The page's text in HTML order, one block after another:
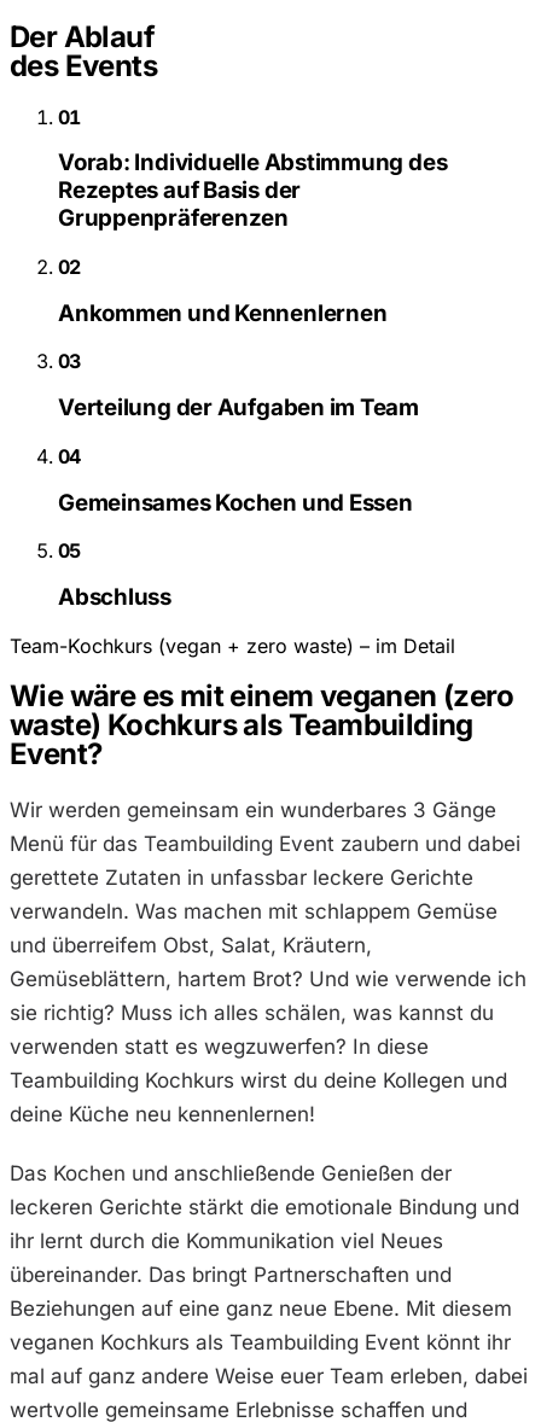
Der Ablauf
des Events
01
Vorab: Individuelle Abstimmung des
Rezeptes auf Basis der
Gruppenpräferenzen
02
Ankommen und Kennenlernen
03
Verteilung der Aufgaben im Team
04
Gemeinsames Kochen und Essen
05
Abschluss
Team-Kochkurs (vegan + zero waste) – im Detail
Wie wäre es mit einem veganen (zero
waste) Kochkurs als Teambuilding
Event?
Wir werden gemeinsam ein wunderbares 3 Gänge
Menü für das Teambuilding Event zaubern und dabei
gerettete Zutaten in unfassbar leckere Gerichte
verwandeln. Was machen mit schlappem Gemüse
und überreifem Obst, Salat, Kräutern,
Gemüseblättern, hartem Brot? Und wie verwende ich
sie richtig? Muss ich alles schälen, was kannst du
verwenden statt es wegzuwerfen? In diese
Teambuilding Kochkurs wirst du deine Kollegen und
deine Küche neu kennenlernen!
Das Kochen und anschließende Genießen der
leckeren Gerichte stärkt die emotionale Bindung und
ihr lernt durch die Kommunikation viel Neues
übereinander. Das bringt Partnerschaften und
Beziehungen auf eine ganz neue Ebene. Mit diesem
veganen Kochkurs als Teambuilding Event könnt ihr
mal auf ganz andere Weise euer Team erleben, dabei
wertvolle gemeinsame Erlebnisse schaffen und